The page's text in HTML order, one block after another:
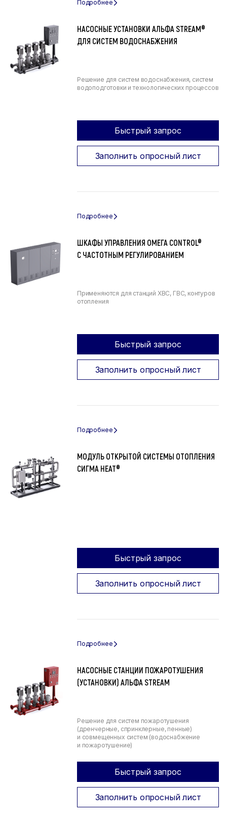
НАСОСНЫЕ УСТАНОВКИ АЛЬФА STREAM®
ДЛЯ СИСТЕМ ВОДОСНАБЖЕНИЯ
Решение для систем водоснабжения, систем
водоподготовки и технологических процессов
Быстрый запрос
Заполнить опросный лист
ШКАФЫ УПРАВЛЕНИЯ ОМЕГА CONTROL®
С ЧАСТОТНЫМ РЕГУЛИРОВАНИЕМ
Применяются для станций ХВС, ГВС, контуров
отопления
Быстрый запрос
Заполнить опросный лист
МОДУЛЬ ОТКРЫТОЙ СИСТЕМЫ ОТОПЛЕНИЯ
СИГМА HEAT®
Быстрый запрос
Заполнить опросный лист
НАСОСНЫЕ СТАНЦИИ ПОЖАРОТУШЕНИЯ
(УСТАНОВКИ) АЛЬФА STREAM
Решение для систем пожаротушения
(дренчерные, спринклерные, пенные)
и совмещенных систем (водоснабжение
и пожаротушение)
Быстрый запрос
Заполнить опросный лист